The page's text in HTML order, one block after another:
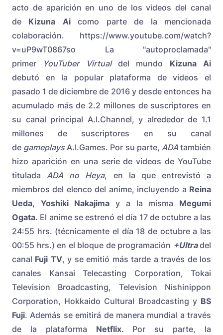
acto de aparición en uno de los videos del canal
de Kizuna Aicomo parte de la mencionada
colaboración. https://www.youtube.com/watch?
v=uP9wT0867so La "autoproclamada"
primer
YouTuber Virtualdel mundo Kizuna Ai
debutó en la popular plataforma de videos el
pasado 1 de diciembre de 2016 y desde entonces ha
acumulado más de 2.2 millones de suscriptores en
su canal principal A.I.Channel, y alrededor de 1.1
millones de suscriptores en su canal
de gameplaysA.I.Games. Por su parte, ADAtambién
hizo aparición en una serie de videos de YouTube
tituladaADA no Heya, en la que entrevistó a
miembros del elenco del anime, incluyendo a Reina
Ueda, Yoshiki Nakajima y a la misma Megumi
Ogata. El anime se estrenó el día 17 de octubre a las
24:55 hrs. (técnicamente el día 18 de octubre a las
00:55 hrs.) en el bloque de programación +Ultradel
canal Fuji TV, y se emitió más tarde a través de los
canales Kansai Telecasting Corporation, Tokai
Television Broadcasting, Television Nishinippon
Corporation, Hokkaido Cultural Broadcasting y BS
Fuji. Además se emitirá de manera mundial a través
de la plataforma Netflix. Por su parte, la